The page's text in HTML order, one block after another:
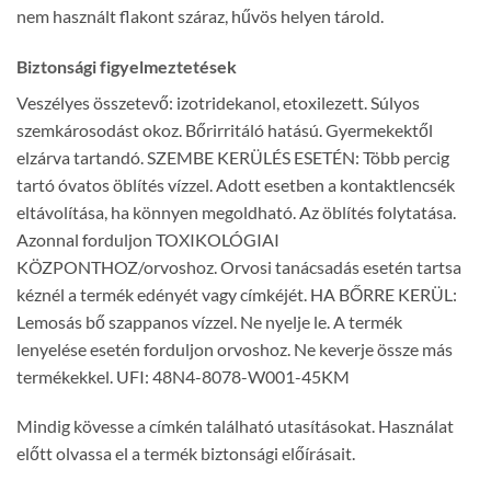
nem használt flakont száraz, hűvös helyen tárold.
Biztonsági figyelmeztetések
Veszélyes összetevő: izotridekanol, etoxilezett. Súlyos
szemkárosodást okoz. Bőrirritáló hatású. Gyermekektől
elzárva tartandó. SZEMBE KERÜLÉS ESETÉN: Több percig
tartó óvatos öblítés vízzel. Adott esetben a kontaktlencsék
eltávolítása, ha könnyen megoldható. Az öblítés folytatása.
Azonnal forduljon TOXIKOLÓGIAI
KÖZPONTHOZ/orvoshoz. Orvosi tanácsadás esetén tartsa
kéznél a termék edényét vagy címkéjét. HA BŐRRE KERÜL:
Lemosás bő szappanos vízzel. Ne nyelje le. A termék
lenyelése esetén forduljon orvoshoz. Ne keverje össze más
termékekkel. UFI: 48N4-8078-W001-45KM
Mindig kövesse a címkén található utasításokat. Használat
előtt olvassa el a termék biztonsági előírásait.